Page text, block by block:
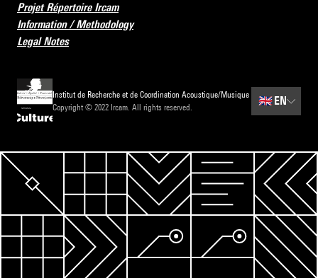
Projet Répertoire Ircam
Information / Methodology
Legal Notes
Institut de Recherche et de Coordination Acoustique/Musique
Copyright © 2022 Ircam. All rights reserved.
🇬🇧 EN